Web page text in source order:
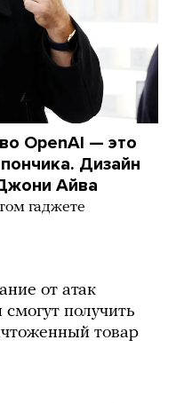
OpenAI — это
Дизайн
Айва
гаджете
от атак
получить
товар